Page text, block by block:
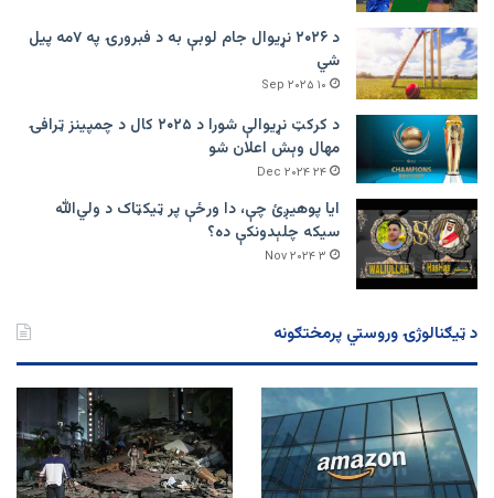
د ۲۰۲۶ نړیوال جام لوبې به د فبرورۍ په ۷مه پیل
شي
۱۰ Sep ۲۰۲۵
د کرکټ نړیوالې شورا د ۲۰۲۵ کال د چمپینز ټرافۍ
مهال وېش اعلان شو
۲۴ Dec ۲۰۲۴
ایا پوهیږئ چې، دا ورځې پر ټيکټاک د ولي‌الله
سیکه چلېدونکې ده؟
۳ Nov ۲۰۲۴
د ټیګنالوژۍ وروستي پرمختګونه